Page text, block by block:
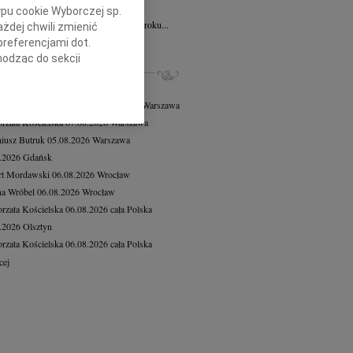
Banach30.06.2026Wrocław
zawiadamiamy, że 24 czerwca 2026 roku...
NEKROLOGI, KONDOLENCJE
Warszawa
Kościelska07.08.2026Warszawa
Butruk 05.08.2026Warszawa
Gdańsk
Mordawski 06.08.2026Wrocław
Wróbel 06.08.2026Wrocław
Kościelska06.08.2026cała Polska
Olsztyn
Kościelska06.08.2026cała Polska
cookie Wyborczej sp.
chwili zmienić
dot.
do sekcji
przeglądarki.
identyfikacji.
pomiar reklam i